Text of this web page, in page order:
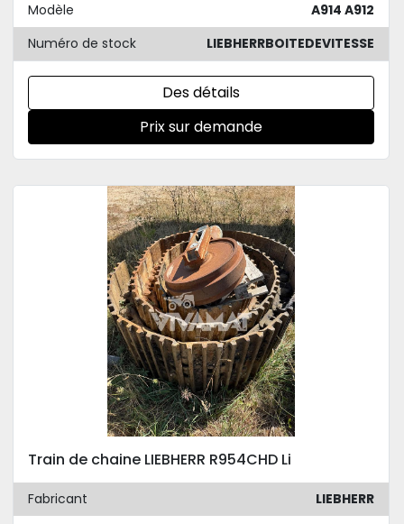
Modèle
A914 A912
Numéro de stock
LIEBHERRBOITEDEVITESSE
Des détails
Prix sur demande
Train de chaine LIEBHERR R954CHD Li
Fabricant
LIEBHERR